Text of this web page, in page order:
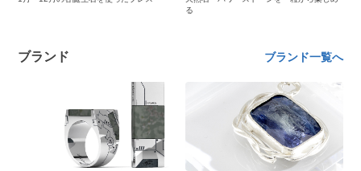
る
ブランド ブランド一覧へ